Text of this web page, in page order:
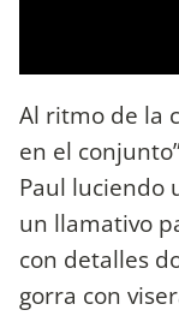
Al ritmo de la
en el
Paul luciendo
un llamativo
con detalles
gorra con